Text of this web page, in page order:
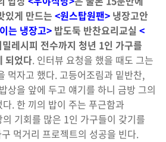
있게 만드는 <원스탑원팬> 냉장고안
는 냉장고> 밥도둑 반찬요리교실 <
레시피 전수까지 청년 1인 가구를
되었다. 인터뷰 요청을 했을 때도 그는
먹자고 했다. 고등어조림과 밑반찬,
상을 앞에 두고 얘기를 하니 금방 그의
. 한 끼의 밥이 주는 푸근함과
기회를 많은 1인 가구들이 갖기를
먹거리 프로젝트의 성공을 빈다.